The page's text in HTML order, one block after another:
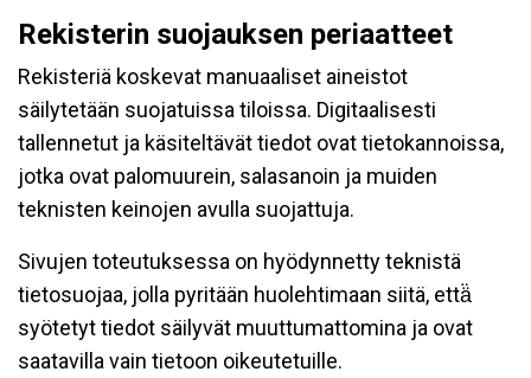
Rekisterin suojauksen periaatteet
Rekisteriä koskevat manuaaliset aineistot
säilytetään suojatuissa tiloissa. Digitaalisesti
tallennetut ja käsiteltävät tiedot ovat tietokannoissa,
jotka ovat palomuurein, salasanoin ja muiden
teknisten keinojen avulla suojattuja.
Sivujen toteutuksessa on hyödynnetty teknistä
tietosuojaa, jolla pyritään huolehtimaan siitä, että̈
syötetyt tiedot säilyvät muuttumattomina ja ovat
saatavilla vain tietoon oikeutetuille.